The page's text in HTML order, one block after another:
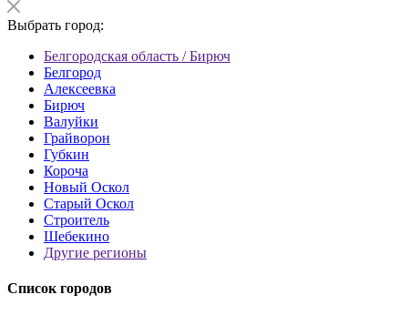
Выбрать город:
Белгородская область / Бирюч
Белгород
Алексеевка
Бирюч
Валуйки
Грайворон
Губкин
Короча
Новый Оскол
Старый Оскол
Строитель
Шебекино
Другие регионы
Список городов